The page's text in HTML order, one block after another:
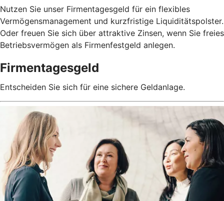
Nutzen Sie unser Firmentagesgeld für ein flexibles
Vermögensmanagement und kurzfristige Liquiditätspolster.
Oder freuen Sie sich über attraktive Zinsen, wenn Sie freies
Betriebsvermögen als Firmenfestgeld anlegen.
Firmentagesgeld
Entscheiden Sie sich für eine sichere Geldanlage.